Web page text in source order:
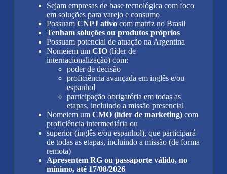
Sejam empresas de base tecnológica com foco
em soluções para varejo e consumo
Possuam CNPJ ativocom matriz no Brasil
Tenham soluções ou produtos próprios
Possuam potencial de atuação na Argentina
Nomeiem um CIO(líder de
internacionalização) com:
poder de decisão
proficiência avançada em inglês e/ou
espanhol
participação obrigatória em todas as
etapas, incluindo a missão presencial
Nomeiem um CMO (líder de marketing)com
proficiência intermediária ou
superior (inglês e/ou espanhol), que participará
de todas as etapas, incluindo a missão (de forma
remota)
Apresentem RG ou passaporte válido, no
mínimo, até 17/08/2026